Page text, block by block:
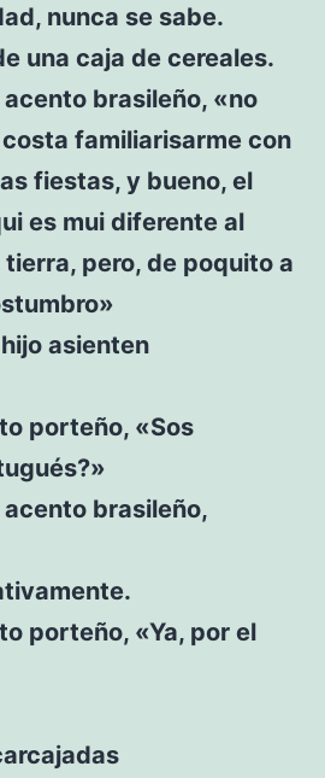
nunca se sabe.
una caja de cereales.
brasileño, «no
familiarisarme con
fiestas, y bueno, el
es mui diferente al
pero, de poquito a
asienten
porteño, «Sos
brasileño,
porteño, «Ya, por el